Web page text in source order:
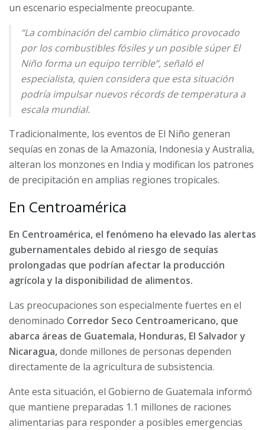
un escenario especialmente preocupante.
“La combinación del cambio climático provocado
por los combustibles fósiles y un posible súper El
Niño forma un equipo terrible”, señaló el
especialista, quien considera que esta situación
podría impulsar nuevos récords de temperatura a
escala mundial.
Tradicionalmente, los eventos de El Niño generan
sequías en zonas de la Amazonía, Indonesia y Australia,
alteran los monzones en India y modifican los patrones
de precipitación en amplias regiones tropicales.
En Centroamérica
En Centroamérica, el fenómeno ha elevado las alertas
gubernamentales debido al riesgo de sequías
prolongadas que podrían afectar la producción
agrícola y la disponibilidad de alimentos.
Las preocupaciones son especialmente fuertes en el
denominado Corredor Seco Centroamericano, que
abarca áreas de Guatemala, Honduras, El Salvador y
Nicaragua,donde millones de personas dependen
directamente de la agricultura de subsistencia.
Ante esta situación, el Gobierno de Guatemala informó
que mantiene preparadas 1.1 millones de raciones
alimentarias para responder a posibles emergencias